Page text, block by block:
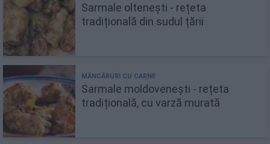
Sarmale oltenești - rețeta
tradițională din sudul țării
Sarmale moldovenești - rețeta
tradițională, cu varză murată